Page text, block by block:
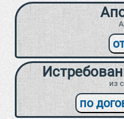
из
по